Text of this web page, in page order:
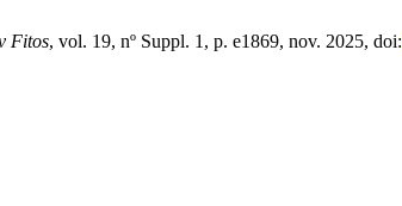
Fitos, vol. 19, nº Suppl. 1, p. e1869, nov. 2025, doi: